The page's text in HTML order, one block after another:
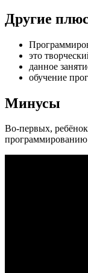
Другие
это
данное
обучение
Минусы
Во-первых,
программированию